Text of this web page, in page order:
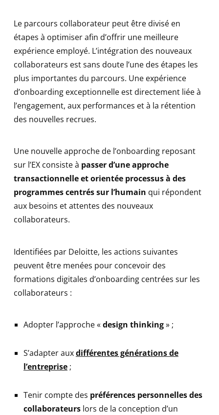
Le parcours collaborateur peut être divisé en
étapes à optimiser afin d’offrir une meilleure
expérience employé. L’intégration des nouveaux
collaborateurs est sans doute l’une des étapes les
plus importantes du parcours. Une expérience
d’onboarding exceptionnelle est directement liée à
l’engagement, aux performances et à la rétention
des nouvelles recrues.
Une nouvelle approche de l’onboarding reposant
sur l’EX consiste à passer d’une approche
transactionnelle et orientée processus à des
programmes centrés sur l’humain qui répondent
aux besoins et attentes des nouveaux
collaborateurs.
Identifiées par Deloitte, les actions suivantes
peuvent être menées pour concevoir des
formations digitales d’onboarding centrées sur les
collaborateurs :
Adopter l’approche «design thinking» ;
S’adapter auxdifférentes générations de
l’entreprise ;
Tenir compte des préférences personnelles des
collaborateurs lors de la conception d’un